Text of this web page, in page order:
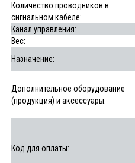
Количество проводников в
сигнальном кабеле:
Канал управления:
Вес:
Назначение:
Дополнительное оборудование
(продукция) и аксессуары:
Код для оплаты: